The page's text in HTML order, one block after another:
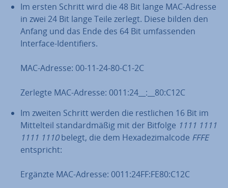
Im ersten Schritt wird die 48 Bit lange MAC-Adresse
in zwei 24 Bit lange Teile zerlegt. Diese bilden den
Anfang und das Ende des 64 Bit um­fas­sen­den
Interface-Iden­ti­fiers.
MAC-Adresse: 00-11-24-80-C1-2C
Zerlegte MAC-Adresse: 0011:24__:__80:C12C
Im zweiten Schritt werden die rest­li­chen 16 Bit im
Mit­tel­teil stan­dard­mä­ßig mit der Bitfolge 1111 1111
1111 1110belegt, die dem He­xa­de­zi­mal­code FFFE
ent­spricht:
Ergänzte MAC-Adresse: 0011:24FF:FE80:C12C